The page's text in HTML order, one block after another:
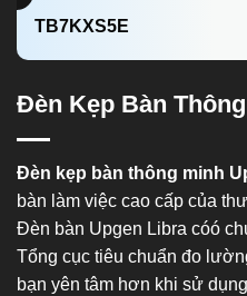
TB7KXS5E
Đèn Kẹp Bàn
Đèn kẹp bàn thông minh
bàn làm việc cao cấp của
Đèn bàn Upgen Libra cóó
Tổng cục tiêu chuẩn đo
bạn yên tâm hơn khi sử